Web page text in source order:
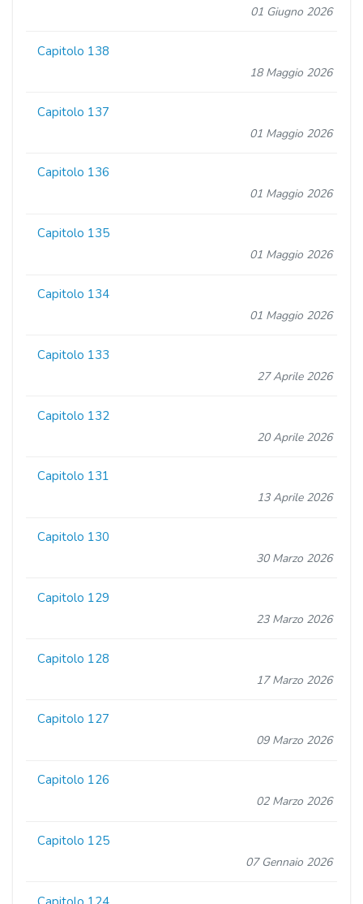
01 Giugno 2026
Capitolo 138
18 Maggio 2026
Capitolo 137
01 Maggio 2026
Capitolo 136
01 Maggio 2026
Capitolo 135
01 Maggio 2026
Capitolo 134
01 Maggio 2026
Capitolo 133
27 Aprile 2026
Capitolo 132
20 Aprile 2026
Capitolo 131
13 Aprile 2026
Capitolo 130
30 Marzo 2026
Capitolo 129
23 Marzo 2026
Capitolo 128
17 Marzo 2026
Capitolo 127
09 Marzo 2026
Capitolo 126
02 Marzo 2026
Capitolo 125
07 Gennaio 2026